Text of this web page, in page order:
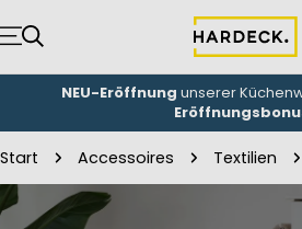
Inhalt
springen
NEU-Eröffnung unserer
Start Accessoires Textilien